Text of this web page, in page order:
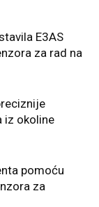
E3AS
za rad na
iz okoline
pomoću
za